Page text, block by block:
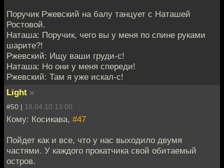
Поручик Ржевский на балу танцует с Наташей
Ростовой.
Наташа: Поручик, чего вы у меня по спине руками
шарите?!
Ржевский: Ищу ваши груди-с!
Наташа: Но они у меня спереди!
Ржевский: Там я уже искал-с!
Light »
#50 | 18.04.10 13:00
Кому: Косикава, #47
Пойдет как и все, что у нас выходило двумя
частями. У каждого прокатчика свой обитаемый
остров.